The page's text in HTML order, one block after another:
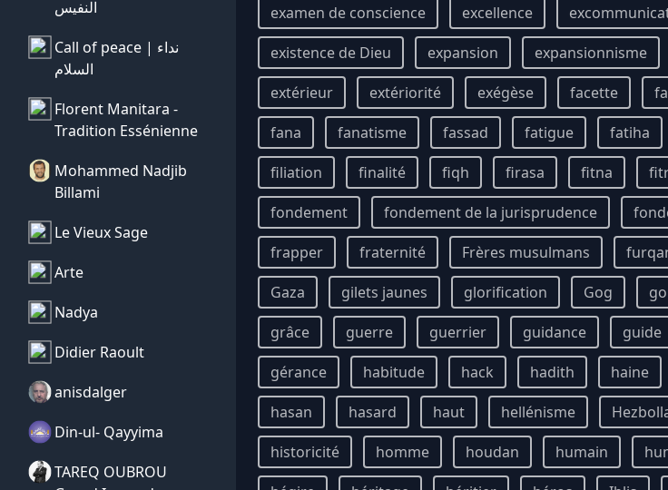
النفيس
Call of peace | نداء
السلام
Florent Manitara -
Tradition Essénienne
Mohammed Nadjib
Billami
Le Vieux Sage
Arte
Nadya
Didier Raoult
anisdalger
Din-ul- Qayyima
TAREQ OUBROU
examen de conscience
excellence
existence de Dieu
expansion expansionnisme
extérieur
extériorité exégèse facette
fana
fanatisme fassad fatigue fatiha
filiation
finalité fiqh firasa fitna
fondement
fondement de la jurisprudence
frapper
fraternité Frères musulmans
Gaza
gilets jaunes glorification Gog
grâce
guerre guerrier guidance guide
gérance
habitude hack hadith haine
hasan
hasard haut hellénisme
historicité
homme houdan humain